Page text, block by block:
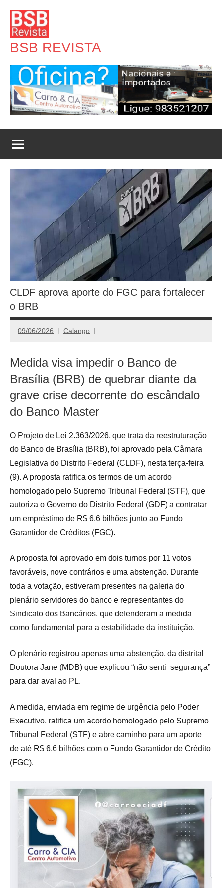
para
conteúdo
BSB REVISTA
CLDF aprova aporte do FGC para fortalecer
o BRB
09/06/2026 Calango
Medida visa impedir o Banco de
Brasília (BRB) de quebrar diante da
grave crise decorrente do escândalo
do Banco Master
O Projeto de Lei 2.363/2026, que trata da reestruturação
do Banco de Brasília (BRB), foi aprovado pela Câmara
Legislativa do Distrito Federal (CLDF), nesta terça-feira
(9). A proposta ratifica os termos de um acordo
homologado pelo Supremo Tribunal Federal (STF), que
autoriza o Governo do Distrito Federal (GDF) a contratar
um empréstimo de R$ 6,6 bilhões junto ao Fundo
Garantidor de Créditos (FGC).
A proposta foi aprovado em dois turnos por 11 votos
favoráveis, nove contrários e uma abstenção. Durante
toda a votação, estiveram presentes na galeria do
plenário servidores do banco e representantes do
Sindicato dos Bancários, que defenderam a medida
como fundamental para a estabilidade da instituição.
O plenário registrou apenas uma abstenção, da distrital
Doutora Jane (MDB) que explicou “não sentir segurança”
para dar aval ao PL.
A medida, enviada em regime de urgência pelo Poder
Executivo, ratifica um acordo homologado pelo Supremo
Tribunal Federal (STF) e abre caminho para um aporte
de até R$ 6,6 bilhões com o Fundo Garantidor de Crédito
(FGC).